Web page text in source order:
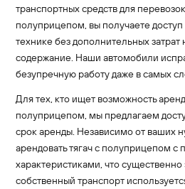
транспортных средств для
полуприцепом, вы получаете
технике без дополнительных
содержание. Наши автомобили
безупречную работу даже в самых
Для тех, кто ищет возможность
полуприцепом, мы предлагаем
срок аренды. Независимо от ваших
арендовать тягач с полуприцепом с
характеристиками, что
собственный транспорт